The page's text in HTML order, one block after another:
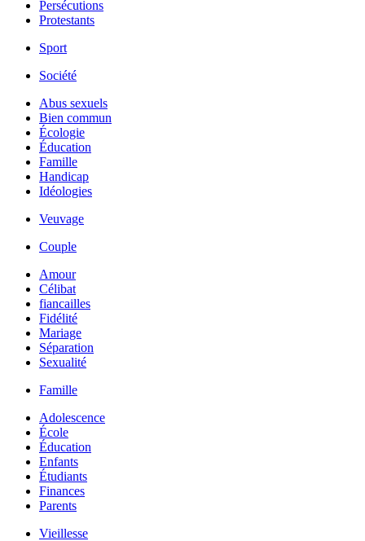
Persécutions
Protestants
Sport
Société
Abus sexuels
Bien commun
Écologie
Éducation
Famille
Handicap
Idéologies
Veuvage
Couple
Amour
Célibat
fiancailles
Fidélité
Mariage
Séparation
Sexualité
Famille
Adolescence
École
Éducation
Enfants
Étudiants
Finances
Parents
Vieillesse